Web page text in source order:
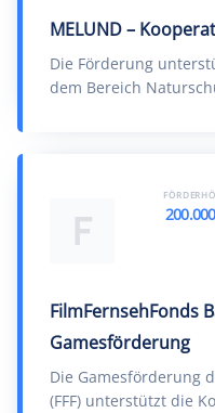
MELUND –
Die Förderung
dem Bereich
F
FilmFernsehFonds
Gamesförderung
Die Gamesförderung
(FFF) unterstützt die